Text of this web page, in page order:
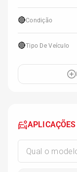
🔴Condição
🔴Tipo De Veículo
APLICAÇÕES